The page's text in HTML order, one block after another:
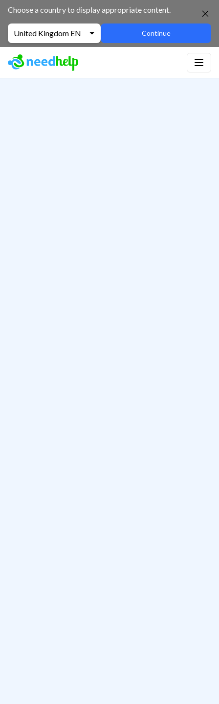
Choose a country to display appropriate content.
United Kingdom EN Continue